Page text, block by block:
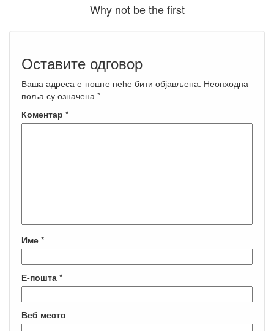
Why not be the first
Оставите одговор
Ваша адреса е-поште неће бити објављена. Неопходна
поља су означена *
Коментар *
Име *
Е-пошта *
Веб место